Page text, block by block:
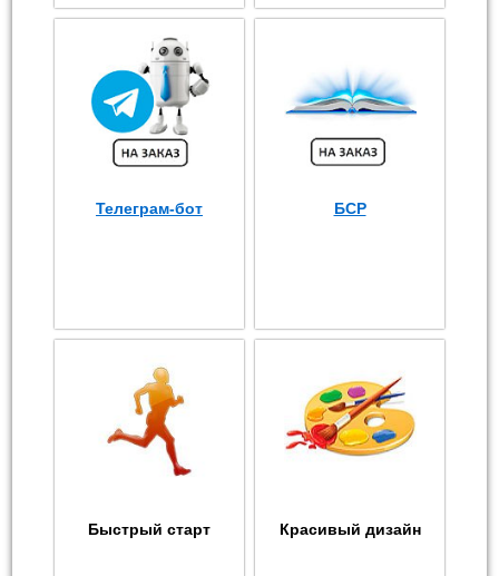
Телеграм-бот БСР
Быстрый старт Красивый дизайн